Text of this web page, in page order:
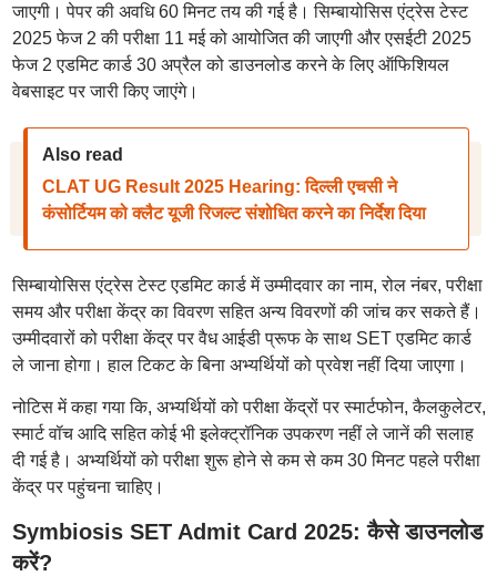
जाएगी। पेपर की अवधि 60 मिनट तय की गई है। सिम्बायोसिस एंट्रेस टेस्ट
2025 फेज 2 की परीक्षा 11 मई को आयोजित की जाएगी और एसईटी 2025
फेज 2 एडमिट कार्ड 30 अप्रैल को डाउनलोड करने के लिए ऑफिशियल
वेबसाइट पर जारी किए जाएंगे।
Also read
CLAT UG Result 2025 Hearing: दिल्ली एचसी ने
कंसोर्टियम को क्लैट यूजी रिजल्ट संशोधित करने का निर्देश दिया
सिम्बायोसिस एंट्रेस टेस्ट एडमिट कार्ड में उम्मीदवार का नाम, रोल नंबर, परीक्षा
समय और परीक्षा केंद्र का विवरण सहित अन्य विवरणों की जांच कर सकते हैं।
उम्मीदवारों को परीक्षा केंद्र पर वैध आईडी प्रूफ के साथ SET एडमिट कार्ड
ले जाना होगा। हाल टिकट के बिना अभ्यर्थियों को प्रवेश नहीं दिया जाएगा।
नोटिस में कहा गया कि, अभ्यर्थियों को परीक्षा केंद्रों पर स्मार्टफोन, कैलकुलेटर,
स्मार्ट वॉच आदि सहित कोई भी इलेक्ट्रॉनिक उपकरण नहीं ले जानें की सलाह
दी गई है। अभ्यर्थियों को परीक्षा शुरू होने से कम से कम 30 मिनट पहले परीक्षा
केंद्र पर पहुंचना चाहिए।
Symbiosis SET Admit Card 2025: कैसे डाउनलोड
करें?